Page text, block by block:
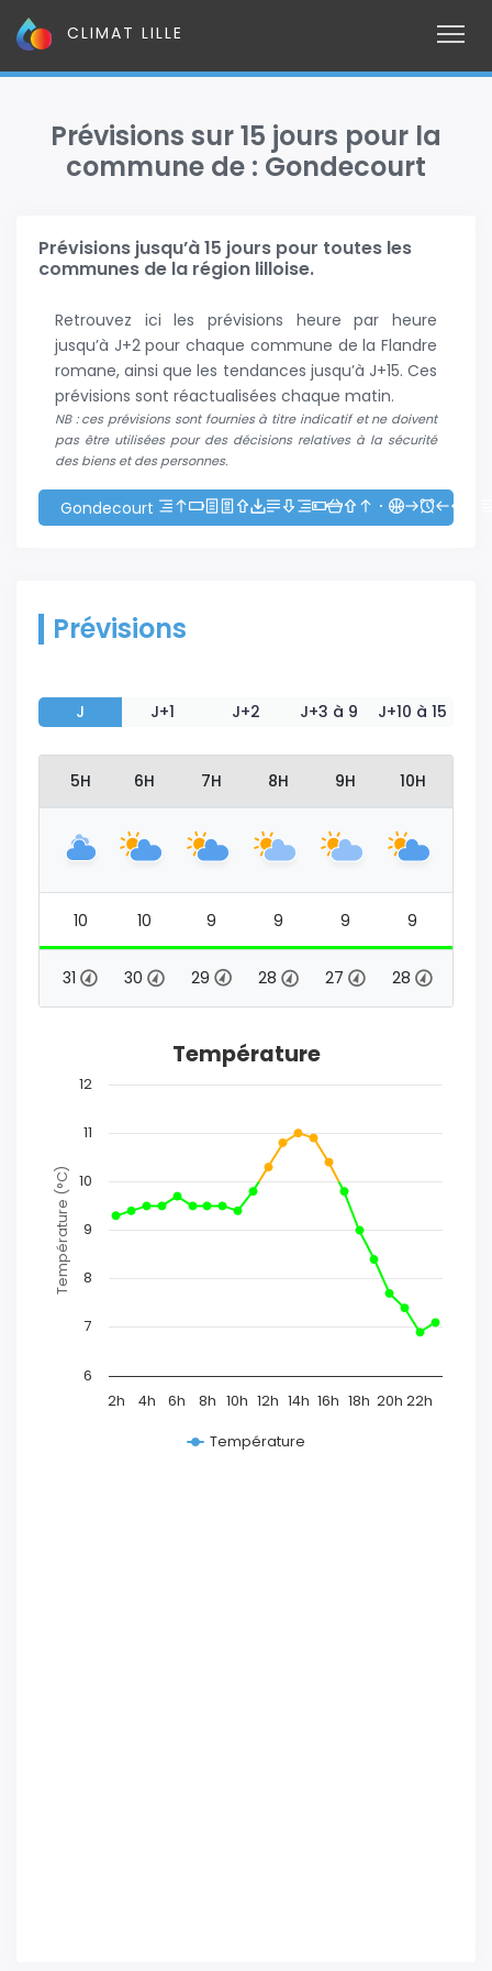
CLIMAT LILLE
Prévisions sur 15 jours pour la
commune de : Gondecourt
Prévisions jusqu’à 15 jours pour toutes les
communes de la région lilloise.
Retrouvez ici les prévisions heure par heure
jusqu’à J+2 pour chaque commune de la Flandre
romane, ainsi que les tendances jusqu’à J+15. Ces
prévisions sont réactualisées chaque matin.
NB : ces prévisions sont fournies à titre indicatif et ne doivent
pas être utilisées pour des décisions relatives à la sécurité
des biens et des personnes.
Gondecourt
Prévisions
J J+1 J+2 J+3 à 9 J+10 à 15
5H 6H 7H 8H 9H 10H
10 10 9 9 9 9
31 30 29 28 27 28
Température (°C)
Température
2h 4h 6h 8h 10h 12h 14h 16h 18h 20h 22h
6
7
8
9
10
11
12
Température